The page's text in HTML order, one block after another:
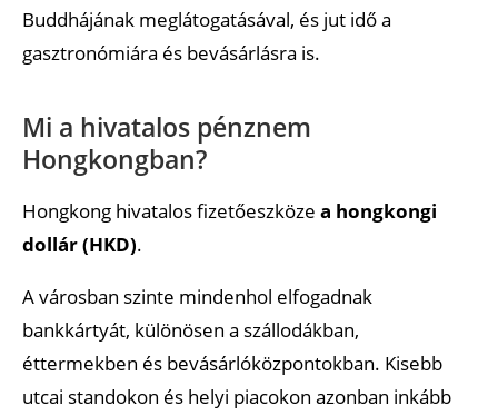
Buddhájának meglátogatásával, és jut idő a
gasztronómiára és bevásárlásra is.
Mi a hivatalos pénznem
Hongkongban?
Hongkong hivatalos fizetőeszköze a hongkongi
dollár (HKD).
A városban szinte mindenhol elfogadnak
bankkártyát, különösen a szállodákban,
éttermekben és bevásárlóközpontokban. Kisebb
utcai standokon és helyi piacokon azonban inkább